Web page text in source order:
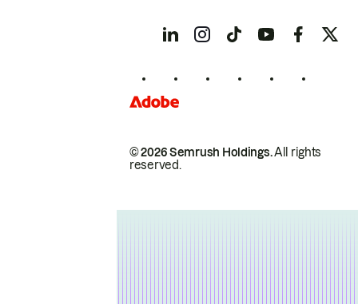
© 2026 Semrush Holdings.All rights
reserved.